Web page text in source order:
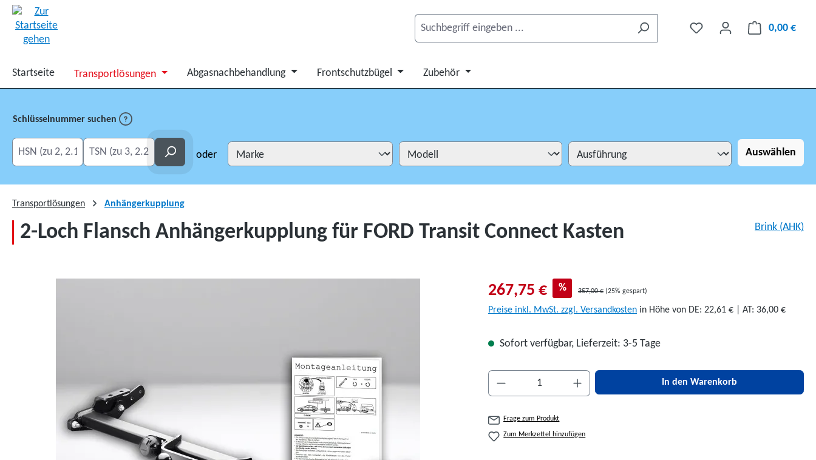
0,00 €
Startseite Transportlösungen Abgasnachbehandlung Frontschutzbügel Zubehör
Schlüsselnummer suchen
HSN eingeben
TSN eingeben Suchen oder Auswählen
Transportlösungen Anhängerkupplung
2-Loch Flansch Anhängerkupplung für FORD Transit Connect Kasten Brink (AHK)
267,75 € % 357,00 € (25% gespart)
Preise inkl. MwSt. zzgl. Versandkosten in Höhe von DE: 22,61 € | AT: 36,00 €
Sofort verfügbar, Lieferzeit: 3-5 Tage
Produkt Anzahl: Gib den gewünschten Wert ein oder
In den Warenkorb
Frage zum Produkt
Zum Merkzettel hinzufügen